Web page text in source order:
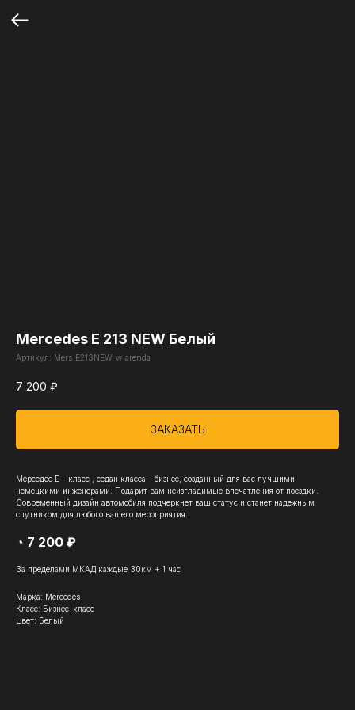
Mercedes E 213 NEW Белый
Артикул: Mers_E213NEW_w_arenda
7 200 ₽
ЗАКАЗАТЬ
Мерседес Е - класс , седан класса - бизнес, созданный для вас лучшими
немецкими инженерами. Подарит вам неизгладимые впечатления от поездки.
Современный дизайн автомобиля подчеркнет ваш статус и станет надежным
спутником для любого вашего мероприятия.
◔ 7 200 ₽
За пределами МКАД каждые 30км + 1 час
Марка: Mercedes
Класс: Бизнес-класс
Цвет: Белый